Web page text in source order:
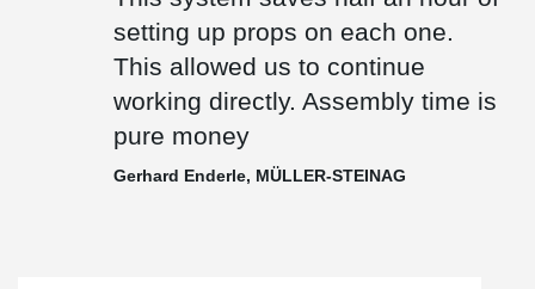
setting up props on each one.
This allowed us to continue
working directly. Assembly time is
pure money
Gerhard Enderle, MÜLLER-STEINAG